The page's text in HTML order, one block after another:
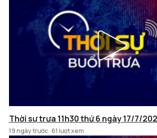
Thời sự trưa 11h30 thứ 6 ngày 17/7/
19 ngày trước 61 lượt xem